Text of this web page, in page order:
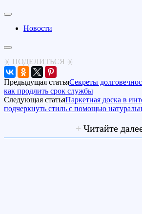
Новости
⚹ ПОДЕЛИТЬСЯ ⚹
Предыдущая статьяСекреты
как продлить срок службы
Следующая статьяПаркетная доска в
подчеркнуть стиль с помощью
+ Читайте